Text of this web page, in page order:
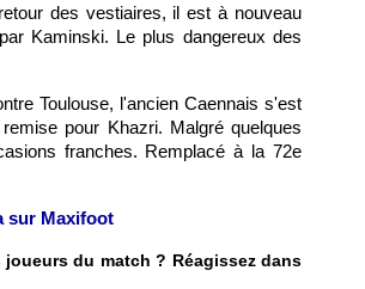
des vestiaires, il est à nouveau
Kaminski. Le plus dangereux des
Toulouse, l'ancien Caennais s'est
pour Khazri. Malgré quelques
franches. Remplacé à la 72e
sur Maxifoot
du match ? Réagissez dans